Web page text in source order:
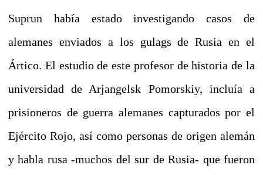
Suprun había estado investigando casos de
alemanes enviados a los gulags de Rusia en el
Ártico. El estudio de este profesor de historia de la
universidad de Arjangelsk Pomorskiy, incluía a
prisioneros de guerra alemanes capturados por el
Ejército Rojo, así como personas de origen alemán
y habla rusa -muchos del sur de Rusia- que fueron